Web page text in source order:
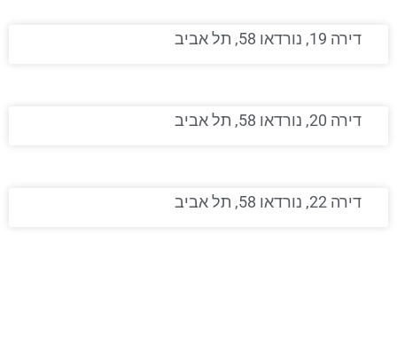
דירה 19, נורדאו 58, תל אביב
דירה 20, נורדאו 58, תל אביב
דירה 22, נורדאו 58, תל אביב